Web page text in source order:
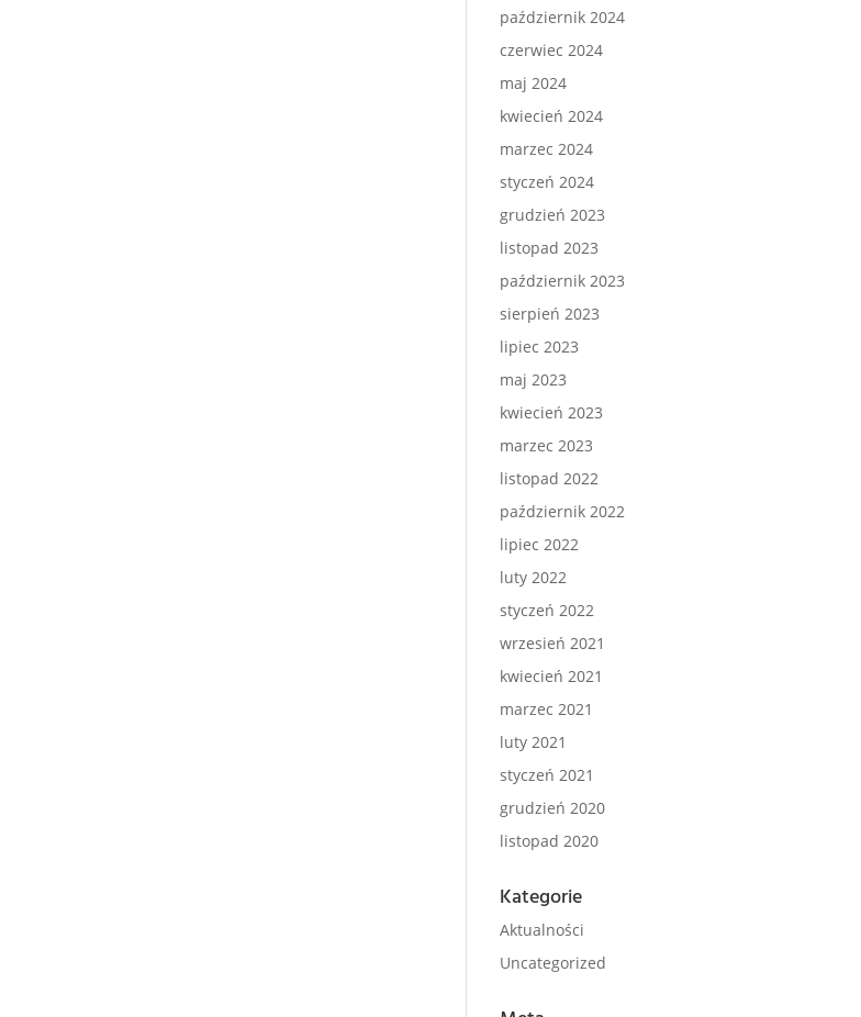
październik 2024
czerwiec 2024
maj 2024
kwiecień 2024
marzec 2024
styczeń 2024
grudzień 2023
listopad 2023
październik 2023
sierpień 2023
lipiec 2023
maj 2023
kwiecień 2023
marzec 2023
listopad 2022
październik 2022
lipiec 2022
luty 2022
styczeń 2022
wrzesień 2021
kwiecień 2021
marzec 2021
luty 2021
styczeń 2021
grudzień 2020
listopad 2020
Kategorie
Aktualności
Uncategorized